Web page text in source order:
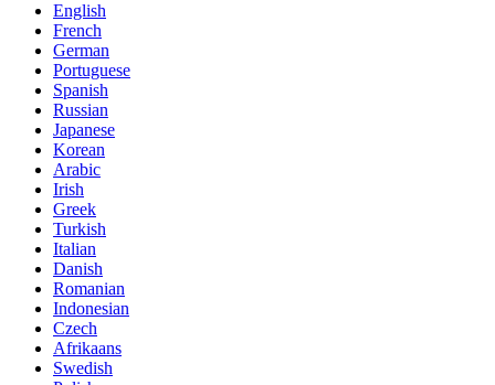
English
French
German
Portuguese
Spanish
Russian
Japanese
Korean
Arabic
Irish
Greek
Turkish
Italian
Danish
Romanian
Indonesian
Czech
Afrikaans
Swedish